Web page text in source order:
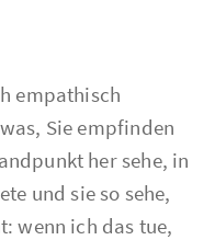
empathisch
Sie empfinden
her sehe, in
und sie so sehe,
wenn ich das tue,